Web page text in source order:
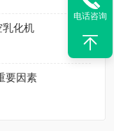
乳化机
要因素
电话咨询